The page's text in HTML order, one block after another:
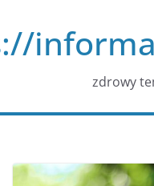
treści
zdrowy